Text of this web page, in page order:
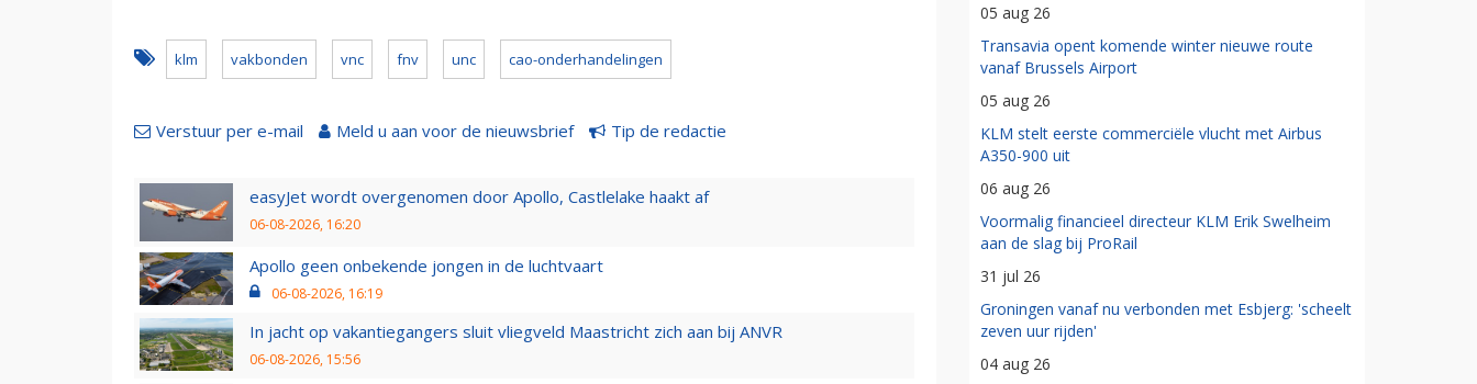
klm vakbonden vnc fnv unc cao-onderhandelingen
Verstuur per e-mail Meld u aan voor de nieuwsbrief Tip de redactie
easyJet wordt overgenomen door Apollo, Castlelake haakt af
06-08-2026, 16:20
Apollo geen onbekende jongen in de luchtvaart
06-08-2026, 16:19
In jacht op vakantiegangers sluit vliegveld Maastricht zich aan bij ANVR
06-08-2026, 15:56
05 aug 26
Transavia opent komende winter nieuwe route
vanaf Brussels Airport
05 aug 26
KLM stelt eerste commerciële vlucht met Airbus
A350-900 uit
06 aug 26
Voormalig financieel directeur KLM Erik Swelheim
aan de slag bij ProRail
31 jul 26
Groningen vanaf nu verbonden met Esbjerg: 'scheelt
zeven uur rijden'
04 aug 26